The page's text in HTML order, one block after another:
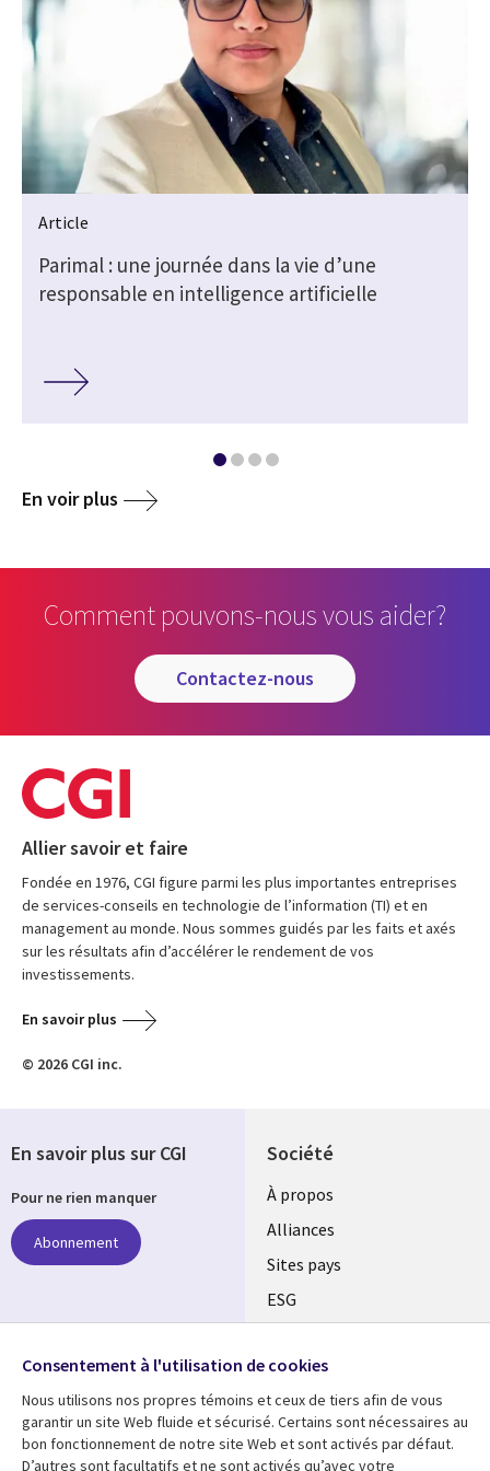
Article
Parimal : une journée dans la vie d’une
responsable en intelligence artificielle
En voir plus media
Comment pouvons-nous vous aider?
contactez-nous
Allier savoir et faire
Fondée en 1976, CGI figure parmi les plus importantes entreprises
de services-conseils en technologie de l’information (TI) et en
management au monde. Nous sommes guidés par les faits et axés
sur les résultats afin d’accélérer le rendement de vos
investissements.
En savoir plus
© 2026 CGI inc.
Société
À propos
Alliances
Sites pays
ESG
Fusions
Salle de presse
En savoir plus sur CGI
Pour ne rien manquer
Abonnement
Suivez-nous
Social
Media
Global
Consentement à l'utilisation de cookies
Nous utilisons nos propres témoins et ceux de tiers afin de vous
garantir un site Web fluide et sécurisé. Certains sont nécessaires au
bon fonctionnement de notre site Web et sont activés par défaut.
D’autres sont facultatifs et ne sont activés qu’avec votre